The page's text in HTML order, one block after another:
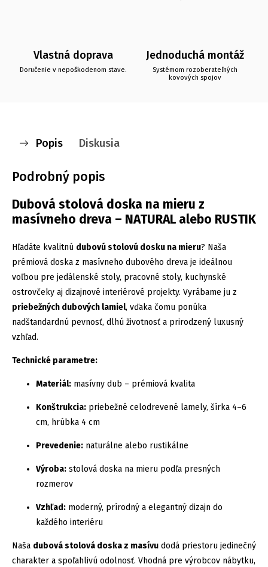
Vlastná doprava
Doručenie v nepoškodenom stave.
Jednoduchá montáž
Systémom rozoberateľných
kovových spojov
Popis Diskusia
Podrobný popis
Dubová stolová doska na mieru z
masívneho dreva – NATURAL alebo RUSTIK
Hľadáte kvalitnú dubovú stolovú dosku na mieru? Naša
prémiová doska z masívneho dubového dreva je ideálnou
voľbou pre jedálenské stoly, pracovné stoly, kuchynské
ostrovčeky aj dizajnové interiérové projekty. Vyrábame ju z
priebežných dubových lamiel, vďaka čomu ponúka
nadštandardnú pevnosť, dlhú životnosť a prirodzený luxusný
vzhľad.
Technické parametre:
Materiál: masívny dub – prémiová kvalita
Konštrukcia: priebežné celodrevené lamely, šírka 4–6
cm, hrúbka 4 cm
Prevedenie: naturálne alebo rustikálne
Výroba: stolová doska na mieru podľa presných
rozmerov
Vzhľad: moderný, prírodný a elegantný dizajn do
každého interiéru
Naša dubová stolová doska z masívu dodá priestoru jedinečný
charakter a spoľahlivú odolnosť. Vhodná pre výrobcov nábytku,